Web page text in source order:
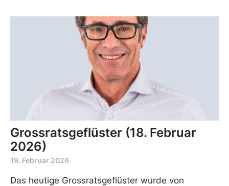
Grossratsgeflüster (18. Februar
2026)
19. Februar 2026
Das heutige Grossratsgeflüster wurde von